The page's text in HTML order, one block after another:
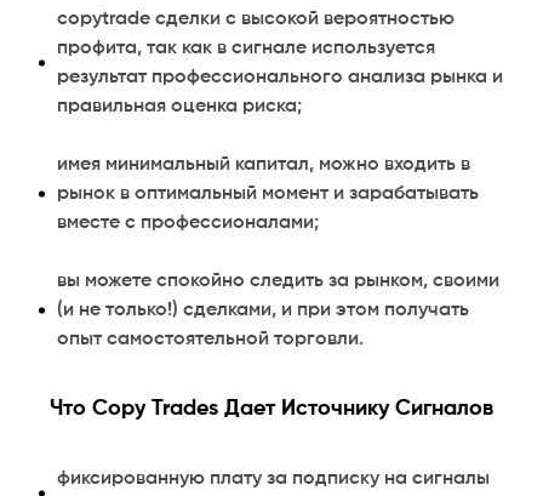
copytrade сделки с высокой вероятностью
профита, так как в сигнале используется
результат профессионального анализа рынка и
правильная оценка риска;
имея минимальный капитал, можно входить в
рынок в оптимальный момент и зарабатывать
вместе с профессионалами;
вы можете спокойно следить за рынком, своими
(и не только!) сделками, и при этом получать
опыт самостоятельной торговли.
Что Copy Trades Дает Источнику Сигналов
фиксированную плату за подписку на сигналы